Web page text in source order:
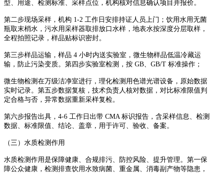
型、用途、检测标准、采样点位，机构核对信息确认项目并报价。
第二步现场采样，机构 1-2 工作日安排持证人员上门；饮用水用无菌
瓶取末梢水，污水用采样器取排放口水样，地表水按深度分层取样，
全程拍照记录，样品贴标识密封。
第三步样品运输，样品 4 小时内送实验室，微生物样品低温冷藏运
输，防止污染变质。第四步实验室检测，按 GB、GB/T 标准操作；
微生物检测在万级洁净室进行，理化检测用色谱光谱设备，原始数据
实时记录。第五步数据复核，技术负责人核对数据，对比标准限值判
定合格与否，异常数据重新采样复检。
第六步报告出具，4-6 工作日出带 CMA 标识报告，含采样信息、检测
数据、标准限值、结论、盖章，用于许可、验收、备案。
（三）水质检测作用
水质检测作用是保障健康、合规排污、防控风险、提升管理。第一保
障公众健康，检测排查饮用水致病菌、重金属、消毒副产物等隐患，